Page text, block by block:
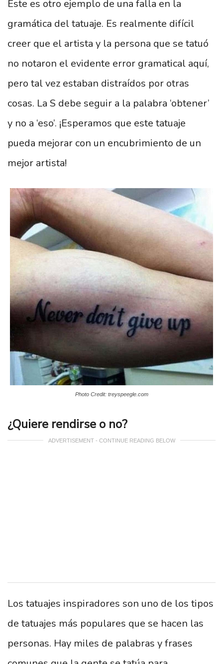
Este es otro ejemplo de una falla en la
gramática del tatuaje. Es realmente difícil
creer que el artista y la persona que se tatuó
no notaron el evidente error gramatical aquí,
pero tal vez estaban distraídos por otras
cosas. La S debe seguir a la palabra ‘obtener’
y no a ‘eso’. ¡Esperamos que este tatuaje
pueda mejorar con un encubrimiento de un
mejor artista!
Photo Credit: treyspeegle.com
¿Quiere rendirse o no?
ADVERTISEMENT - CONTINUE READING BELOW
Los tatuajes inspiradores son uno de los tipos
de tatuajes más populares que se hacen las
personas. Hay miles de palabras y frases